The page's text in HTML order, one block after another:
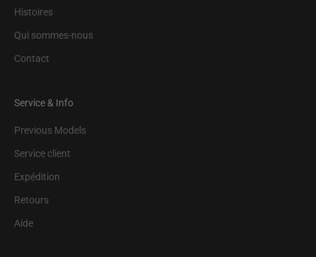
Histoires
Qui sommes-nous
Contact
Service & Info
Previous Models
Service client
Expédition
Retours
Aide